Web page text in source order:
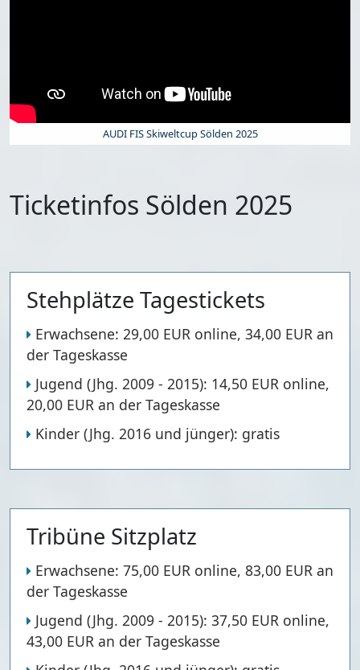
AUDI FIS Skiweltcup Sölden 2025
Ticketinfos Sölden 2025
Stehplätze Tagestickets
Erwachsene: 29,00 EUR online, 34,00 EUR an
der Tageskasse
Jugend (Jhg. 2009 - 2015): 14,50 EUR online,
20,00 EUR an der Tageskasse
Kinder (Jhg. 2016 und jünger): gratis
Tribüne Sitzplatz
Erwachsene: 75,00 EUR online, 83,00 EUR an
der Tageskasse
Jugend (Jhg. 2009 - 2015): 37,50 EUR online,
43,00 EUR an der Tageskasse